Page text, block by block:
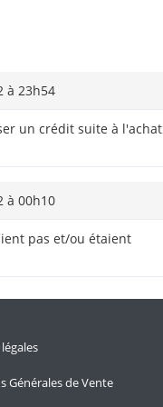
à 23h54
un crédit suite à l'achat
à 00h10
pas et/ou étaient
Générales de Vente